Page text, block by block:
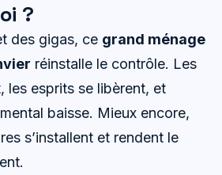
?
des gigas, ce grand ménage
réinstalle le contrôle. Les
les esprits se libèrent, et
baisse. Mieux encore,
s’installent et rendent le